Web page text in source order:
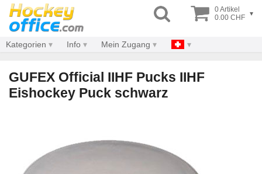
0 Artikel
0.00 CHF ▾
Kategorien Info Mein Zugang
GUFEX Official IIHF Pucks IIHF
Eishockey Puck schwarz